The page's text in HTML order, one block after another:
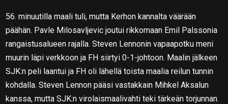
56. minuutilla maali tuli, mutta Kerhon kannalta väärään
päähän. Pavle Milosavljevic joutui rikkomaan Emil Palssonia
rangaistusalueen rajalla. Steven Lennonin vapaapotku meni
muurin läpi verkkoon ja FH siirtyi 0-1-johtoon. Maalin jälkeen
SJK:n peli laantui ja FH oli lähellä toista maalia reilun tunnin
kohdalla. Steven Lennon pääsi vastakkain Mihkel Aksalun
kanssa, mutta SJK:n virolaismaalivahti teki tärkeän torjunnan.